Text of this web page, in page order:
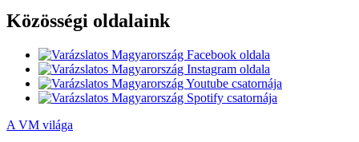
Közösségi oldalaink
A VM világa